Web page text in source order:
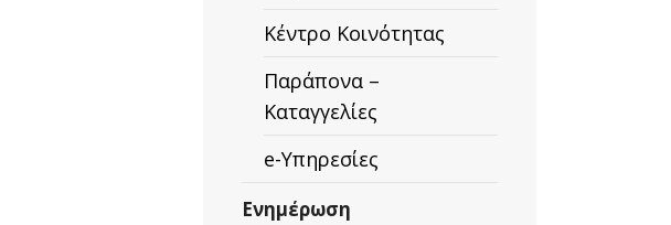
Κέντρο Κοινότητας
Παράπονα –
Καταγγελίες
e-Υπηρεσίες
Ενημέρωση